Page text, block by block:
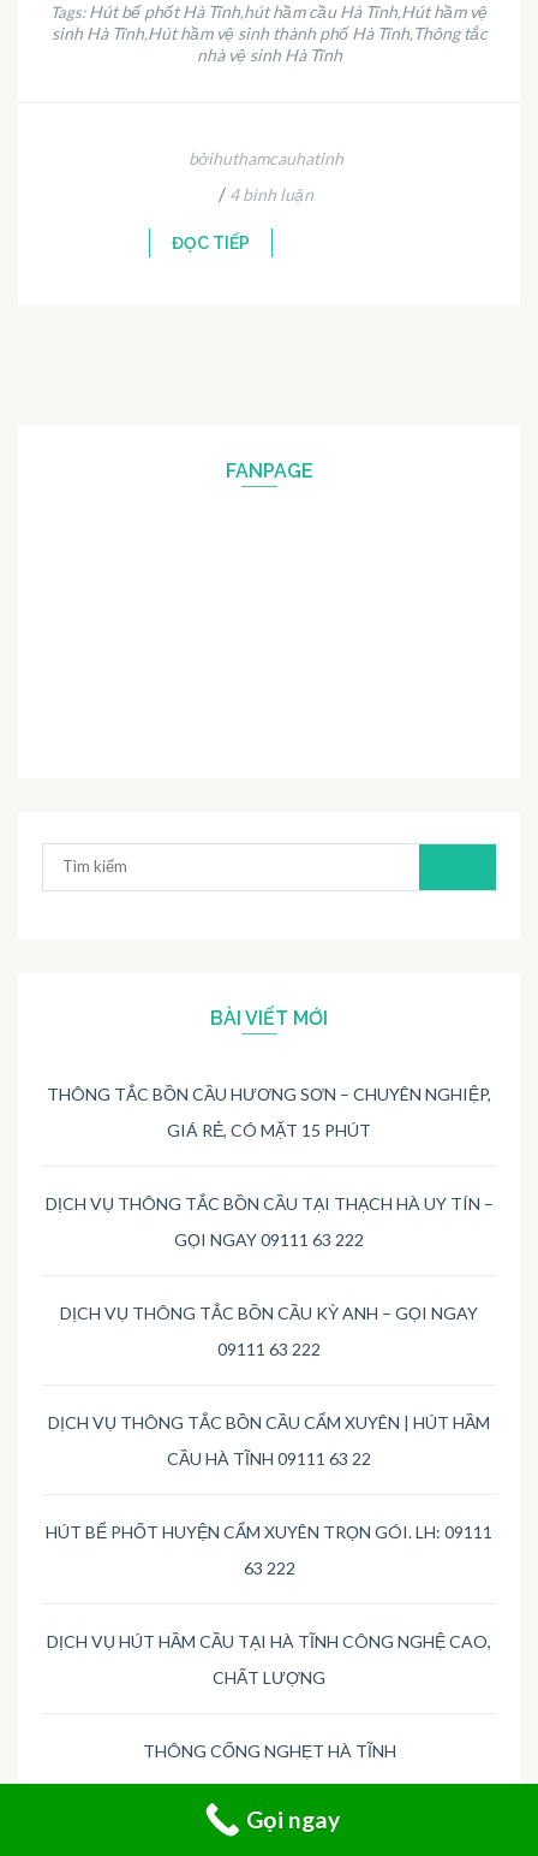
Tags:Hút bể phốt Hà Tĩnh,hút hầm cầu Hà Tĩnh,Hút hầm vệ
sinh Hà Tĩnh,Hút hầm vệ sinh thành phố Hà Tĩnh,Thông tắc
nhà vệ sinh Hà Tĩnh
bởihuthamcauhatinh
/ 4 bình luận
ĐỌC TIẾP
FANPAGE
kiếm:
BÀI VIẾT MỚI
THÔNG TẮC BỒN CẦU HƯƠNG SƠN – CHUYÊN NGHIỆP,
GIÁ RẺ, CÓ MẶT 15 PHÚT
DỊCH VỤ THÔNG TẮC BỒN CẦU TẠI THẠCH HÀ UY TÍN –
GỌI NGAY 09111 63 222
DỊCH VỤ THÔNG TẮC BỒN CẦU KỲ ANH – GỌI NGAY
09111 63 222
DỊCH VỤ THÔNG TẮC BỒN CẦU CẨM XUYÊN | HÚT HẦM
CẦU HÀ TĨNH 09111 63 22
HÚT BỂ PHỐT HUYỆN CẨM XUYÊN TRỌN GÓI. LH: 09111
63 222
DỊCH VỤ HÚT HẦM CẦU TẠI HÀ TĨNH CÔNG NGHỆ CAO,
CHẤT LƯỢNG
THÔNG CỐNG NGHẸT HÀ TĨNH
HÚT HẦM VỆ SINH HUYỆN HƯƠNG KHÊ, TỈNH HÀ TĨNH
Gọi ngay